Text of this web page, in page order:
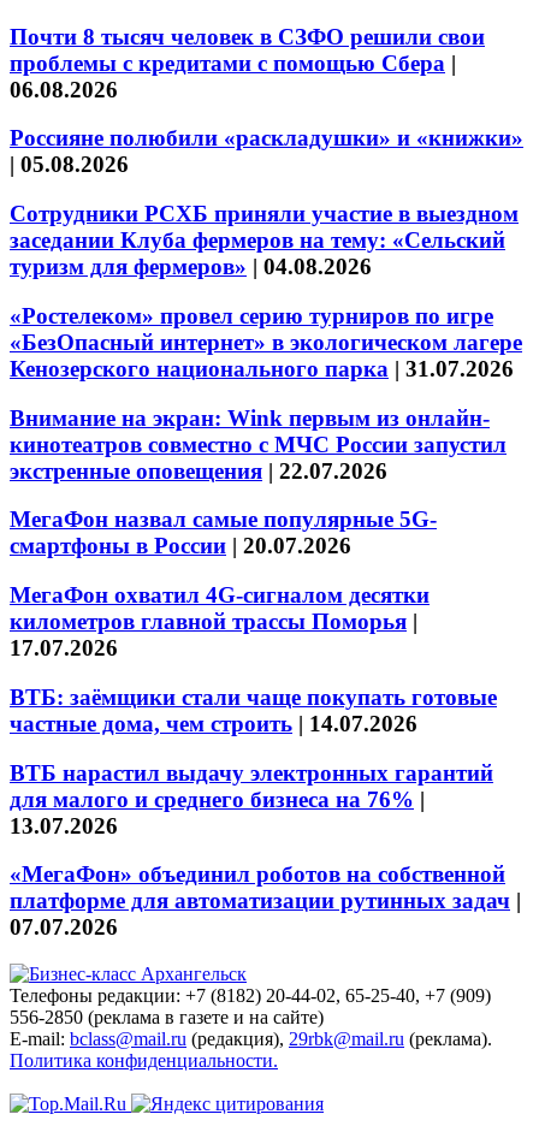
Почти 8 тысяч человек в СЗФО решили свои
проблемы с кредитами с помощью Сбера |
06.08.2026
Россияне полюбили «раскладушки» и «книжки»
| 05.08.2026
Сотрудники РСХБ приняли участие в выездном
заседании Клуба фермеров на тему: «Сельский
туризм для фермеров» | 04.08.2026
«Ростелеком» провел серию турниров по игре
«БезОпасный интернет» в экологическом лагере
Кенозерского национального парка | 31.07.2026
Внимание на экран: Wink первым из онлайн-
кинотеатров совместно с МЧС России запустил
экстренные оповещения | 22.07.2026
МегаФон назвал самые популярные 5G-
смартфоны в России | 20.07.2026
МегаФон охватил 4G-сигналом десятки
километров главной трассы Поморья |
17.07.2026
ВТБ: заёмщики стали чаще покупать готовые
частные дома, чем строить | 14.07.2026
ВТБ нарастил выдачу электронных гарантий
для малого и среднего бизнеса на 76% |
13.07.2026
«МегаФон» объединил роботов на собственной
платформе для автоматизации рутинных задач |
07.07.2026
Телефоны редакции: +7 (8182) 20-44-02, 65-25-40, +7 (909)
556-2850 (реклама в газете и на сайте)
E-mail: bclass@mail.ru (редакция), 29rbk@mail.ru (реклама).
Политика конфиденциальности.